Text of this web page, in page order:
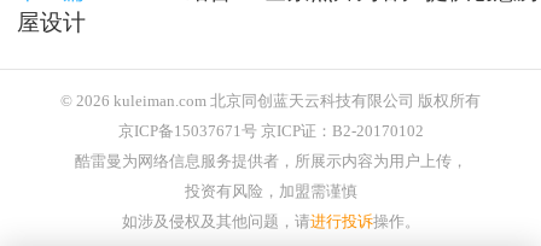
屋设计
© 2026 kuleiman.com 北京同创蓝天云科技有限公司 版权所有
京ICP备15037671号 京ICP证：B2-20170102
酷雷曼为网络信息服务提供者，所展示内容为用户上传，
投资有风险，加盟需谨慎
如涉及侵权及其他问题，请进行投诉操作。